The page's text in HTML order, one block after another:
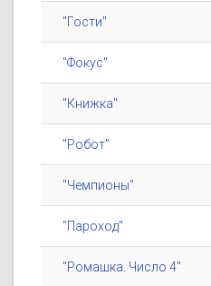
"Гости"
"Фокус"
"Книжка"
"Робот"
"Чемпионы"
"Пароход"
"Ромашка. Число 4"